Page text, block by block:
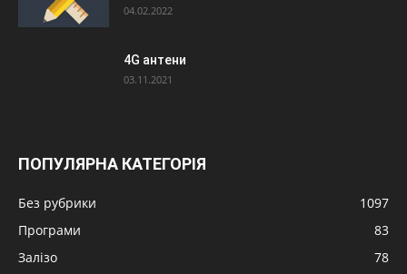
04.02.2022
4G антени
03.11.2021
ПОПУЛЯРНА КАТЕГОРІЯ
Без рубрики
1097
Програми
83
Залізо
78